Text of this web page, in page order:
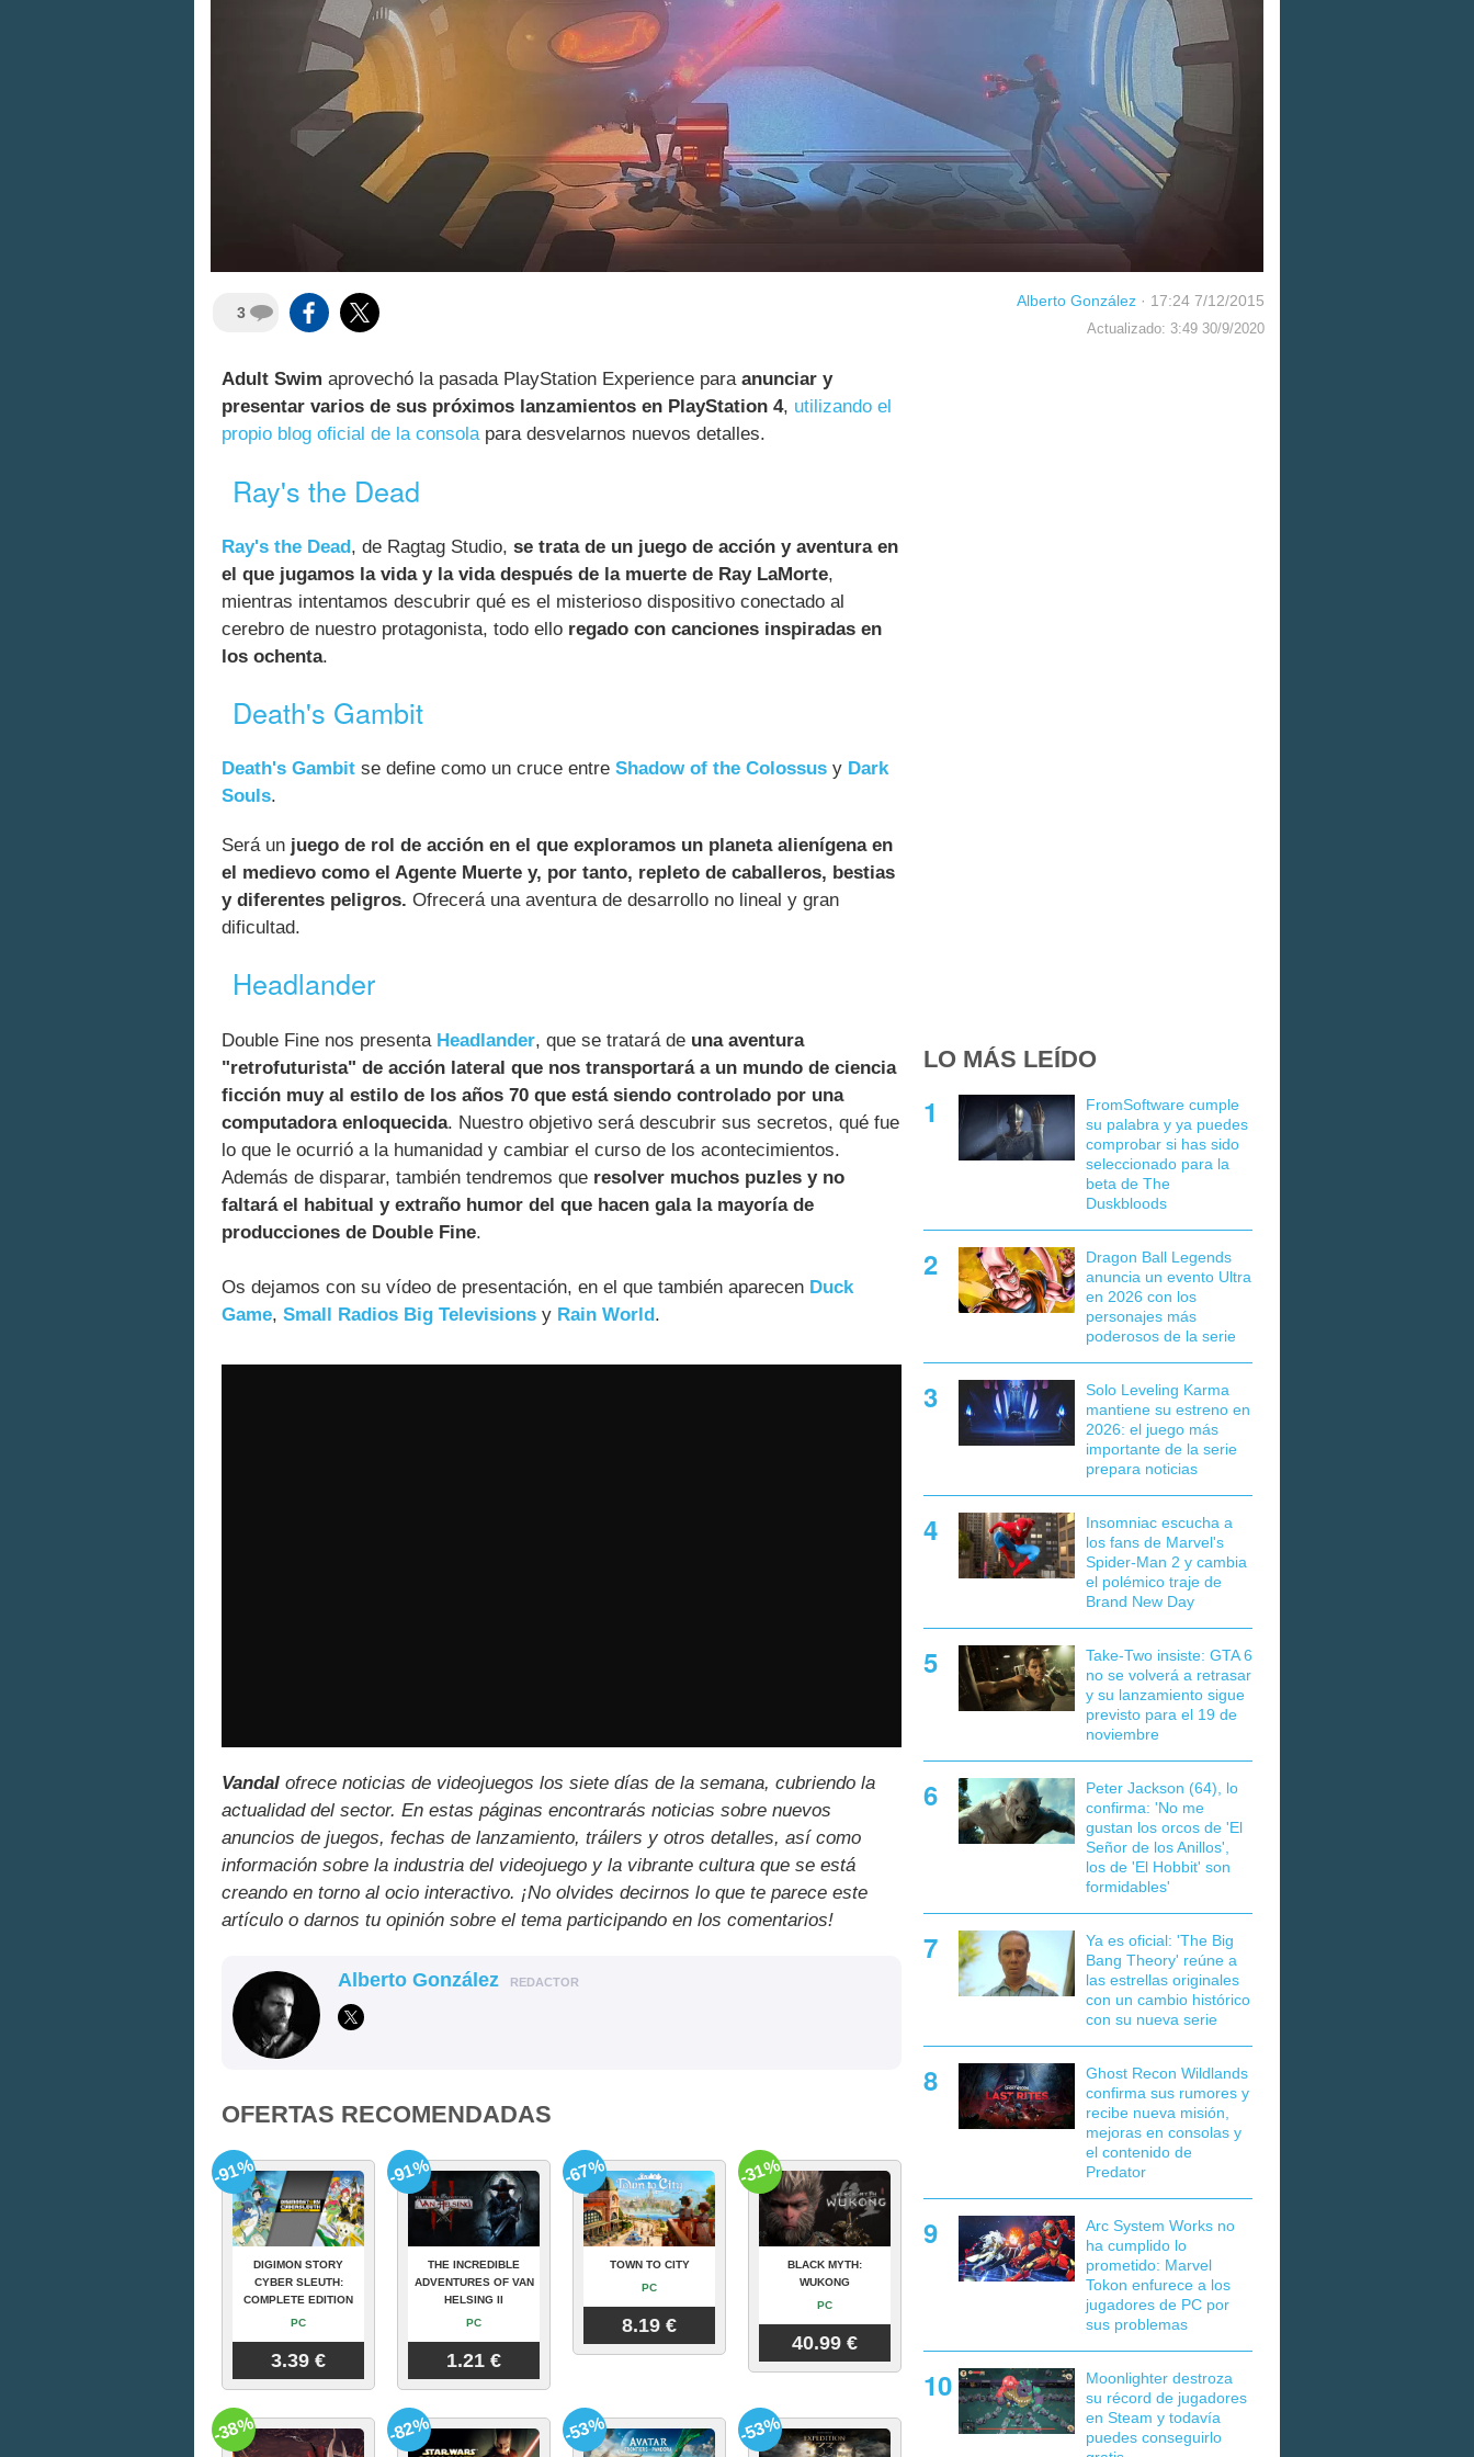
3
Alberto González · 17:24 7/12/2015
Actualizado: 3:49 30/9/2020
Adult Swim aprovechó la pasada PlayStation Experience para anunciar y
presentar varios de sus próximos lanzamientos en PlayStation 4, utilizando el
propio blog oficial de la consolapara desvelarnos nuevos detalles.
Ray's the Dead
Ray's the Dead, de Ragtag Studio, se trata de un juego de acción y aventura en
el que jugamos la vida y la vida después de la muerte de Ray LaMorte,
mientras intentamos descubrir qué es el misterioso dispositivo conectado al
cerebro de nuestro protagonista, todo ello regado con canciones inspiradas en
los ochenta.
Death's Gambit
Death's Gambit se define como un cruce entre Shadow of the Colossus y Dark
Souls.
Será un juego de rol de acción en el que exploramos un planeta alienígena en
el medievo como el Agente Muerte y, por tanto, repleto de caballeros, bestias
y diferentes peligros. Ofrecerá una aventura de desarrollo no lineal y gran
dificultad.
Headlander
Double Fine nos presenta Headlander, que se tratará de una aventura
"retrofuturista" de acción lateral que nos transportará a un mundo de ciencia
ficción muy al estilo de los años 70 que está siendo controlado por una
computadora enloquecida. Nuestro objetivo será descubrir sus secretos, qué fue
lo que le ocurrió a la humanidad y cambiar el curso de los acontecimientos.
Además de disparar, también tendremos que resolver muchos puzles y no
faltará el habitual y extraño humor del que hacen gala la mayoría de
producciones de Double Fine.
Os dejamos con su vídeo de presentación, en el que también aparecen Duck
Game, Small Radios Big Televisions y Rain World.
Vandal ofrece noticias de videojuegos los siete días de la semana, cubriendo la
actualidad del sector. En estas páginas encontrarás noticias sobre nuevos
anuncios de juegos, fechas de lanzamiento, tráilers y otros detalles, así como
información sobre la industria del videojuego y la vibrante cultura que se está
creando en torno al ocio interactivo. ¡No olvides decirnos lo que te parece este
artículo o darnos tu opinión sobre el tema participando en los comentarios!
Alberto González REDACTOR
OFERTAS RECOMENDADAS
DIGIMON STORY
CYBER SLEUTH:
COMPLETE EDITION
PC
3.39 €
-91%
THE INCREDIBLE
ADVENTURES OF VAN
HELSING II
PC
1.21 €
-91%
TOWN TO CITY
PC
8.19 €
-67%
BLACK MYTH:
WUKONG
PC
40.99 €
-31%
-38% -82% -53% -53%
LO MÁS LEÍDO
FromSoftware cumple
su palabra y ya puedes
comprobar si has sido
seleccionado para la
beta de The
Duskbloods
Dragon Ball Legends
anuncia un evento Ultra
en 2026 con los
personajes más
poderosos de la serie
Solo Leveling Karma
mantiene su estreno en
2026: el juego más
importante de la serie
prepara noticias
Insomniac escucha a
los fans de Marvel's
Spider-Man 2 y cambia
el polémico traje de
Brand New Day
Take-Two insiste: GTA 6
no se volverá a retrasar
y su lanzamiento sigue
previsto para el 19 de
noviembre
Peter Jackson (64), lo
confirma: 'No me
gustan los orcos de 'El
Señor de los Anillos',
los de 'El Hobbit' son
formidables'
Ya es oficial: 'The Big
Bang Theory' reúne a
las estrellas originales
con un cambio histórico
con su nueva serie
Ghost Recon Wildlands
confirma sus rumores y
recibe nueva misión,
mejoras en consolas y
el contenido de
Predator
Arc System Works no
ha cumplido lo
prometido: Marvel
Tokon enfurece a los
jugadores de PC por
sus problemas
Moonlighter destroza
su récord de jugadores
en Steam y todavía
puedes conseguirlo